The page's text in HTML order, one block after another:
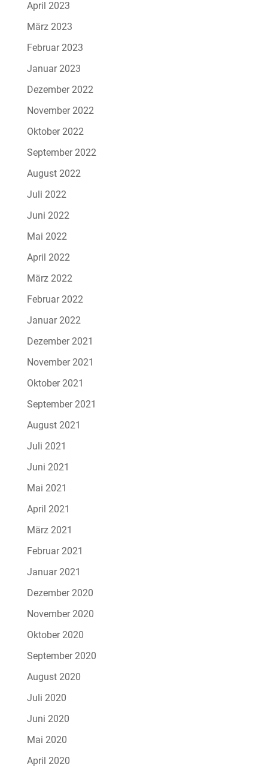
April 2023
März 2023
Februar 2023
Januar 2023
Dezember 2022
November 2022
Oktober 2022
September 2022
August 2022
Juli 2022
Juni 2022
Mai 2022
April 2022
März 2022
Februar 2022
Januar 2022
Dezember 2021
November 2021
Oktober 2021
September 2021
August 2021
Juli 2021
Juni 2021
Mai 2021
April 2021
März 2021
Februar 2021
Januar 2021
Dezember 2020
November 2020
Oktober 2020
September 2020
August 2020
Juli 2020
Juni 2020
Mai 2020
April 2020